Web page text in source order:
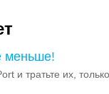
меньше!
и тратьте их,